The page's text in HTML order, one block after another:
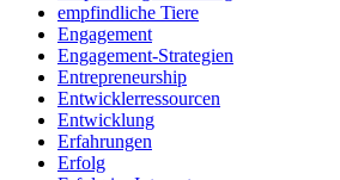
empfindliche Tiere
Engagement
Engagement-Strategien
Entrepreneurship
Entwicklerressourcen
Entwicklung
Erfahrungen
Erfolg